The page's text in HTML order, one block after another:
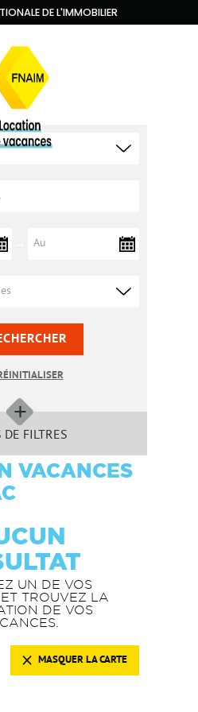
DE L'IMMOBILIER
DE FILTRES
VACANCES
UN DE VOS
TROUVEZ LA
DE VOS
MASQUER LA CARTE